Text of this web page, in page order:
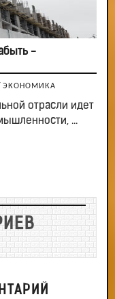
-
ЭКОНОМИКА
отрасли идет
...